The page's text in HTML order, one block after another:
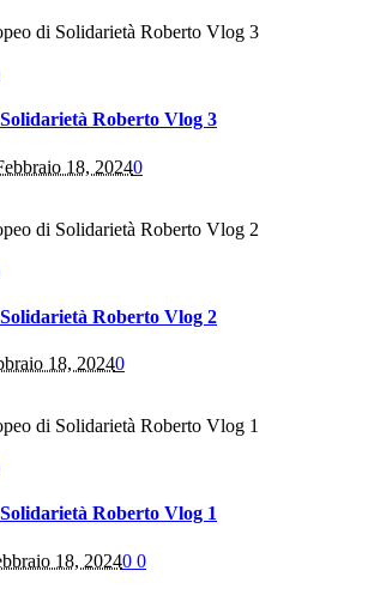
Roberto Vlog 3
18, 20240
Roberto Vlog 2
18, 20240
Roberto Vlog 1
18, 20240 0